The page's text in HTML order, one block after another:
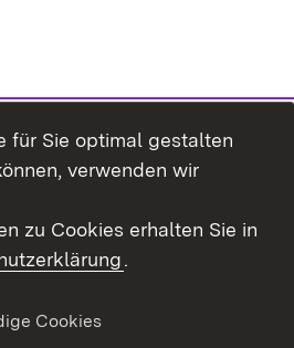
Erklärung zur
für Sie optimal gestalten
verwenden wir
zu Cookies erhalten Sie in
.
Cookies